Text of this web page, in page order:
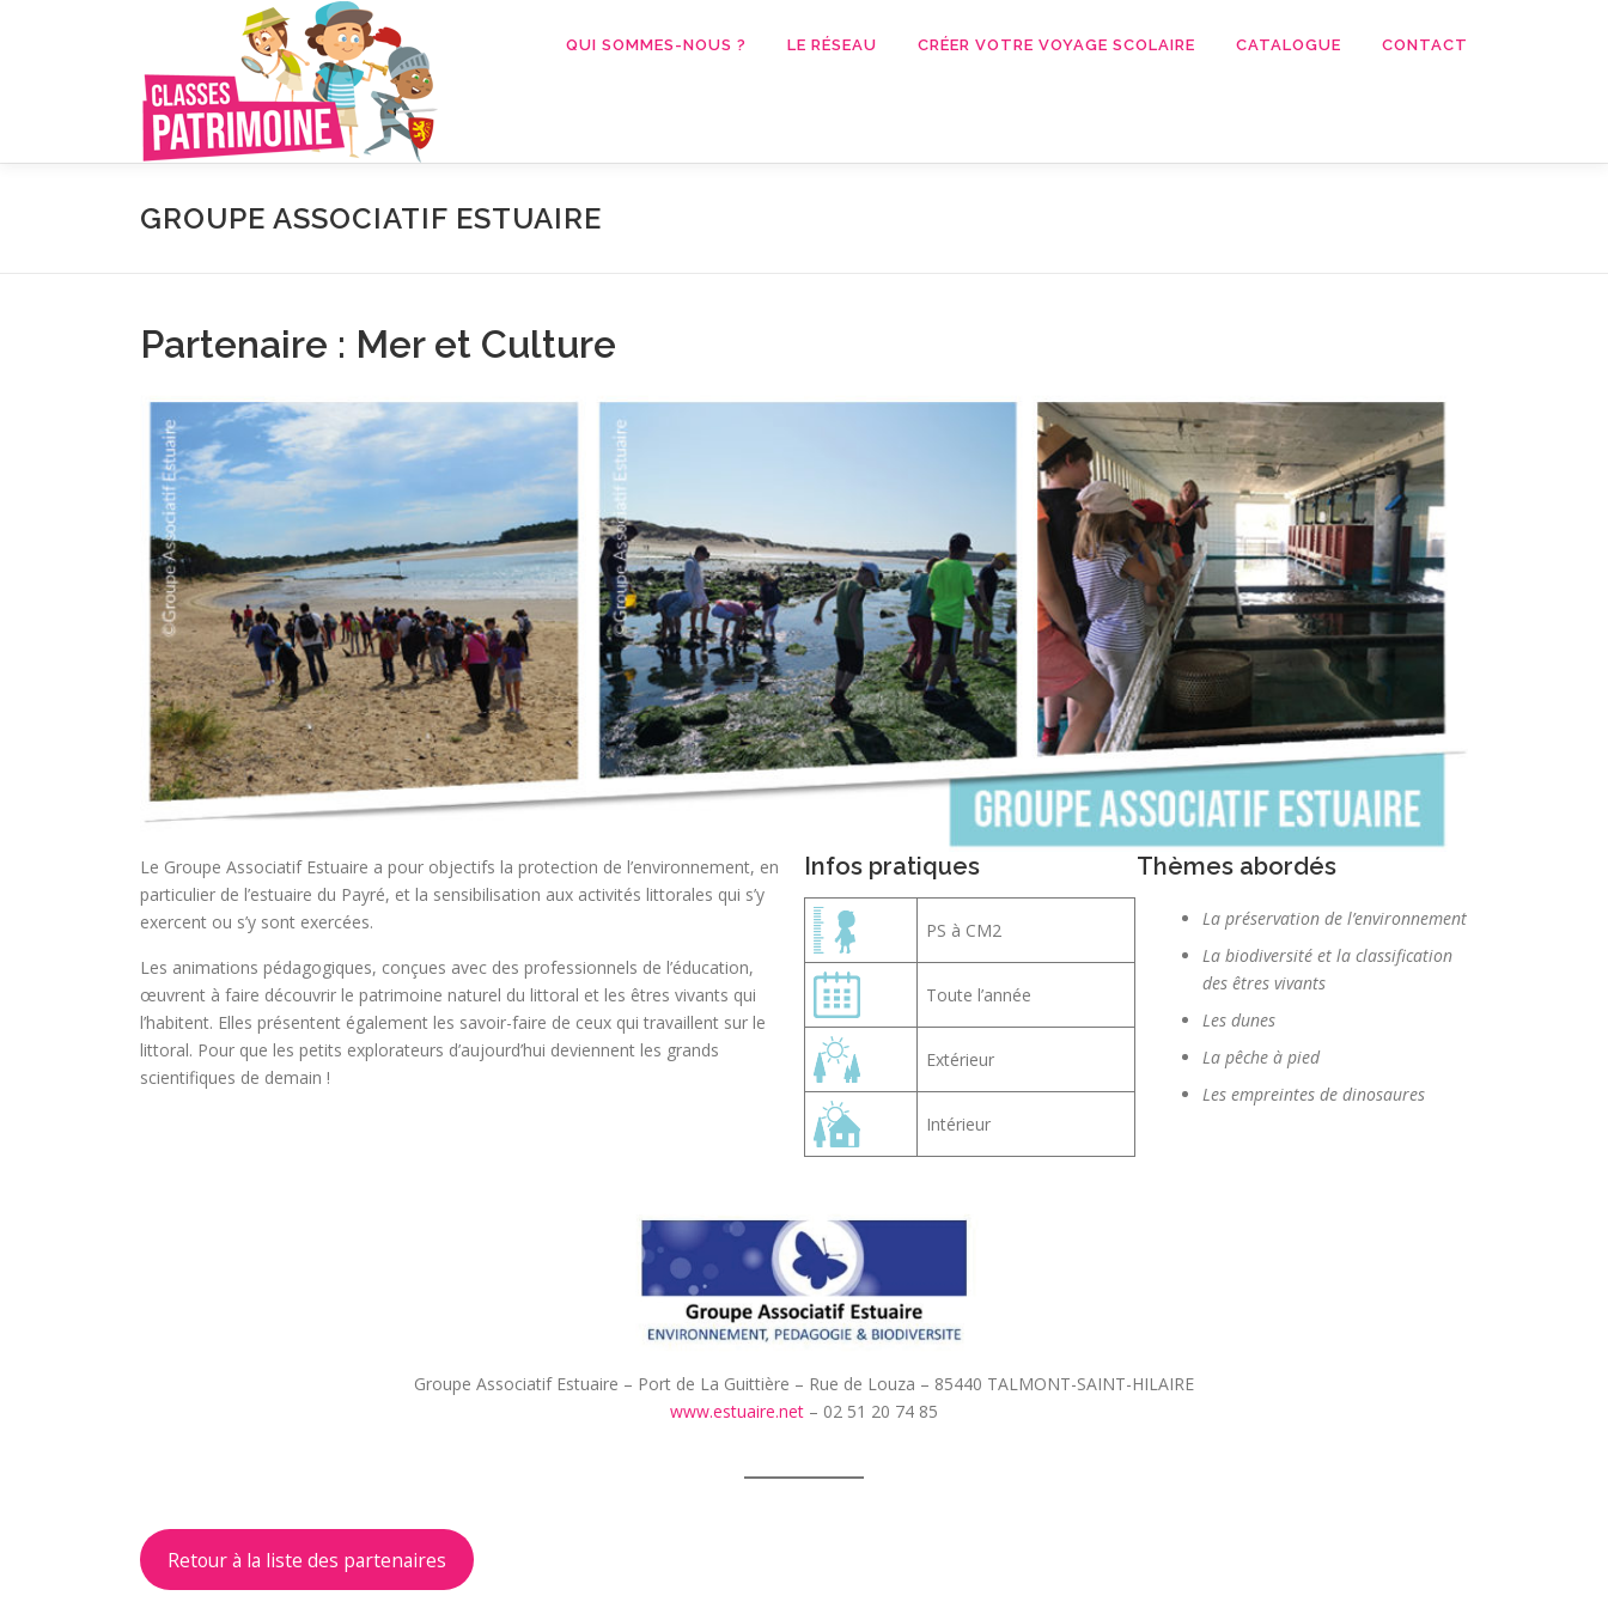
QUI SOMMES-NOUS ? LE RÉSEAU CRÉER VOTRE VOYAGE SCOLAIRE CATALOGUE CONTACT
GROUPE ASSOCIATIF ESTUAIRE
Partenaire : Mer et Culture
Le Groupe Associatif Estuaire a pour objectifs la protection de l’environnement, en
particulier de l’estuaire du Payré, et la sensibilisation aux activités littorales qui s’y
exercent ou s’y sont exercées.
Les animations pédagogiques, conçues avec des professionnels de l’éducation,
œuvrent à faire découvrir le patrimoine naturel du littoral et les êtres vivants qui
l’habitent. Elles présentent également les savoir-faire de ceux qui travaillent sur le
littoral. Pour que les petits explorateurs d’aujourd’hui deviennent les grands
scientifiques de demain !
Infos pratiques
PS à CM2
Toute l’année
Extérieur
Intérieur
Thèmes abordés
La préservation de l’environnement
La biodiversité et la classification
des êtres vivants
Les dunes
La pêche à pied
Les empreintes de dinosaures
Groupe Associatif Estuaire – Port de La Guittière – Rue de Louza – 85440 TALMONT-SAINT-HILAIRE
www.estuaire.net – 02 51 20 74 85
Retour à la liste des partenaires